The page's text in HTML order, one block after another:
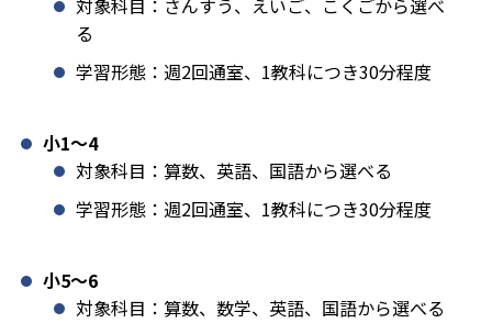
対象科目：さんすう、えいご、こくごから選べ
る
学習形態：週2回通室、1教科につき30分程度
小1️〜4
対象科目：算数、英語、国語から選べる
学習形態：週2回通室、1教科につき30分程度
小5〜6
対象科目：算数、数学、英語、国語から選べる